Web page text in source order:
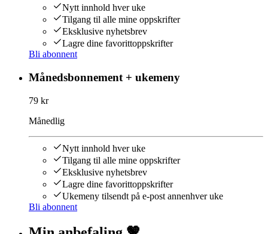
Nytt innhold hver uke
Tilgang til alle mine oppskrifter
Eksklusive nyhetsbrev
Lagre dine favorittoppskrifter
Bli abonnent
Månedsbonnement + ukemeny
79 kr
Månedlig
Nytt innhold hver uke
Tilgang til alle mine oppskrifter
Eksklusive nyhetsbrev
Lagre dine favorittoppskrifter
Ukemeny tilsendt på e-post annenhver uke
Bli abonnent